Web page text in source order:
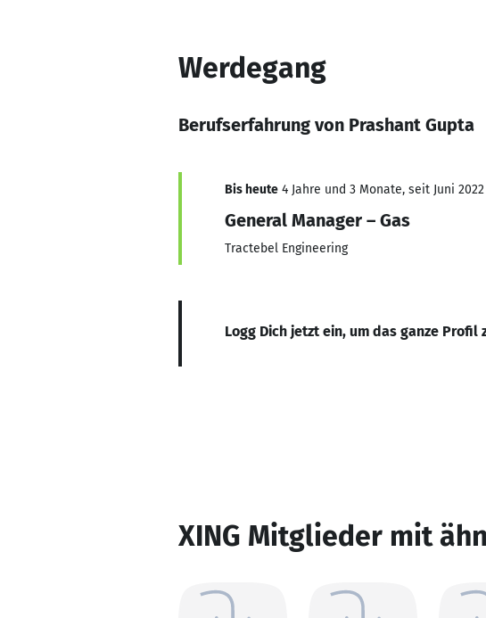
Werdegang
Berufserfahrung von Prashant Gupta
Bis heute 4 Jahre und 3 Monate, seit Juni 2022
General Manager – Gas
Tractebel Engineering
Logg Dich jetzt ein, um das ganze Profil
XING Mitglieder mit